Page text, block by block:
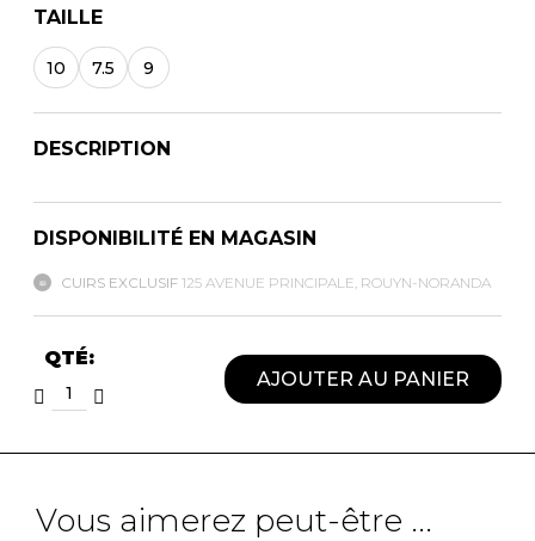
TAILLE
10 7.5 9
DESCRIPTION
DISPONIBILITÉ EN MAGASIN
CUIRS EXCLUSIF 125 AVENUE PRINCIPALE, ROUYN-NORANDA
QTÉ:
AJOUTER AU PANIER
Vous aimerez peut-être ...